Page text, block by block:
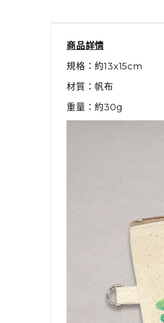
商品詳情
規格：約13x15cm
材質：帆布
重量：約30g